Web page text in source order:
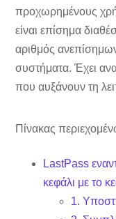
προχωρημένους
είναι επίσημα
αριθμός
συστήματα. Έχει
που αυξάνουν τη
Πίνακας
LastPass
κεφάλι με το
1.